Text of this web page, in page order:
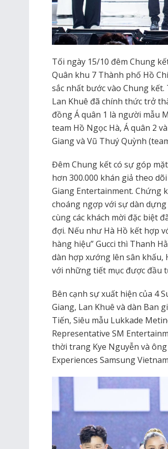
Tối ngày 15/10 đêm Chung
Quân khu 7 Thành phố Hồ
sắc nhất bước vào Chung
Lan Khuê đã chính thức trở
đồng Á quân 1 là người mẫu
team Hồ Ngọc Hà, Á quân 2
Giang và Vũ Thuý Quỳnh
Đêm Chung kết có sự góp
hơn 300.000 khán giả theo
Giang Entertainment. Chứng
choáng ngợp với sự dàn
cùng các khách mời đặc biệt
đợi. Nếu như Hà Hồ kết hợp
hàng hiệu” Gucci thì Thanh
dàn hợp xướng lên sân khấu,
với những tiết mục được đầu
Bên cạnh sự xuất hiện của 4
Giang, Lan Khuê và dàn Ban
Tiến, Siêu mẫu Lukkade
Representative SM
thời trang Kye Nguyễn và
Experiences Samsung